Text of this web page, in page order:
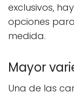
exclusivos,
opciones
medida.
Mayor
Una de las